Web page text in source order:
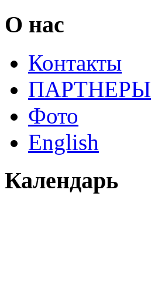
О нас
Контакты
ПАРТНЕРЫ
Фото
English
Календарь